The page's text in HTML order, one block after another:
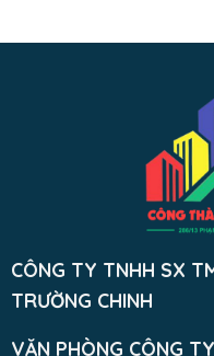
CÔNG TY TNHH SX
TRƯỜNG CHINH
VĂN PHÒNG CÔNG TY